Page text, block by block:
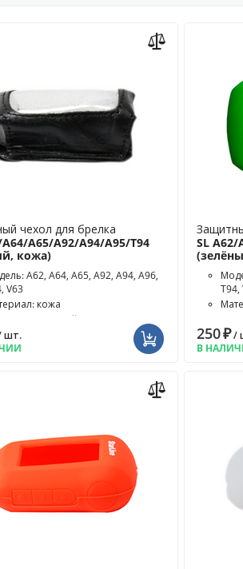
чехол для брелка
A64/A65/A92/A94/A95/T94
кожа)
A62, A64, A65, A92, A94, A96,
V63
кожа
чехла: чёрный
шт.
SL
T94,
250₽/
В